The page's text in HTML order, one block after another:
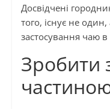
Досвідчені
того, існує не
застосування чаю в
Зробити